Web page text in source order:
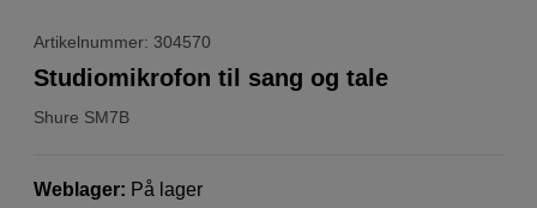
Artikelnummer: 304570
Shure SM7B
Studiomikrofon til sang og tale
Weblager: På lager